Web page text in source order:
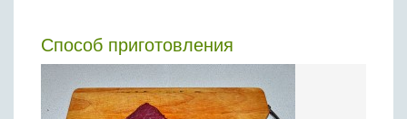
Способ приготовления